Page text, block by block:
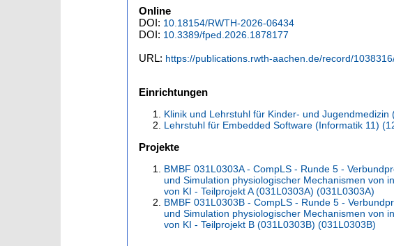
Online
DOI: 10.18154/RWTH-2026-06434
DOI: 10.3389/fped.2026.1878177
URL: https://publications.rwth-aachen.de/record/
Einrichtungen
Klinik und Lehrstuhl für Kinder- und Jugendmedizin
Lehrstuhl für Embedded Software (Informatik 11)
Projekte
BMBF 031L0303A - CompLS - Runde 5 -
und Simulation physiologischer Mechanismen von
von KI - Teilprojekt A (031L0303A) (031L0303A)
BMBF 031L0303B - CompLS - Runde 5 -
und Simulation physiologischer Mechanismen von
von KI - Teilprojekt B (031L0303B) (031L0303B)